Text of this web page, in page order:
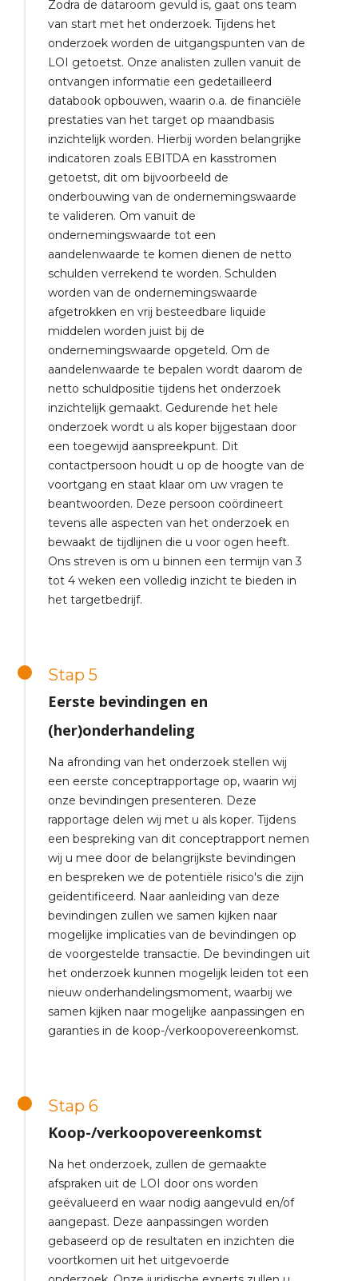
Zodra de dataroom gevuld is, gaat ons team
van start met het onderzoek. Tijdens het
onderzoek worden de uitgangspunten van de
LOI getoetst. Onze analisten zullen vanuit de
ontvangen informatie een gedetailleerd
databook opbouwen, waarin o.a. de financiële
prestaties van het target op maandbasis
inzichtelijk worden. Hierbij worden belangrijke
indicatoren zoals EBITDA en kasstromen
getoetst, dit om bijvoorbeeld de
onderbouwing van de ondernemingswaarde
te valideren. Om vanuit de
ondernemingswaarde tot een
aandelenwaarde te komen dienen de netto
schulden verrekend te worden. Schulden
worden van de ondernemingswaarde
afgetrokken en vrij besteedbare liquide
middelen worden juist bij de
ondernemingswaarde opgeteld. Om de
aandelenwaarde te bepalen wordt daarom de
netto schuldpositie tijdens het onderzoek
inzichtelijk gemaakt. Gedurende het hele
onderzoek wordt u als koper bijgestaan door
een toegewijd aanspreekpunt. Dit
contactpersoon houdt u op de hoogte van de
voortgang en staat klaar om uw vragen te
beantwoorden. Deze persoon coördineert
tevens alle aspecten van het onderzoek en
bewaakt de tijdlijnen die u voor ogen heeft.
Ons streven is om u binnen een termijn van 3
tot 4 weken een volledig inzicht te bieden in
het targetbedrijf.
Stap 5
Eerste bevindingen en
(her)onderhandeling
Na afronding van het onderzoek stellen wij
een eerste conceptrapportage op, waarin wij
onze bevindingen presenteren. Deze
rapportage delen wij met u als koper. Tijdens
een bespreking van dit conceptrapport nemen
wij u mee door de belangrijkste bevindingen
en bespreken we de potentiële risico's die zijn
geïdentificeerd. Naar aanleiding van deze
bevindingen zullen we samen kijken naar
mogelijke implicaties van de bevindingen op
de voorgestelde transactie. De bevindingen uit
het onderzoek kunnen mogelijk leiden tot een
nieuw onderhandelingsmoment, waarbij we
samen kijken naar mogelijke aanpassingen en
garanties in de koop-/verkoopovereenkomst.
Stap 6
Koop-/verkoopovereenkomst
Na het onderzoek, zullen de gemaakte
afspraken uit de LOI door ons worden
geëvalueerd en waar nodig aangevuld en/of
aangepast. Deze aanpassingen worden
gebaseerd op de resultaten en inzichten die
voortkomen uit het uitgevoerde